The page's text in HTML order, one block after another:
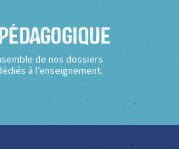
de nos dossiers
à l’enseignement.